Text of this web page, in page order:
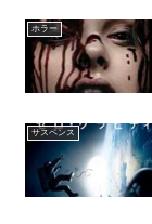
ホラー
サスペンス